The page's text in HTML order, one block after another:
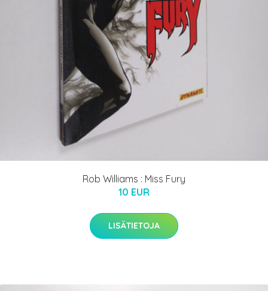
Rob Williams : Miss Fury
10 EUR
LISÄTIETOJA